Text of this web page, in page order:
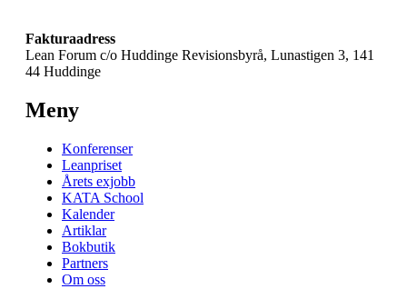
Fakturaadress
Lean Forum c/o Huddinge Revisionsbyrå, Lunastigen 3, 141
44 Huddinge
Meny
Konferenser
Leanpriset
Årets exjobb
KATA School
Kalender
Artiklar
Bokbutik
Partners
Om oss